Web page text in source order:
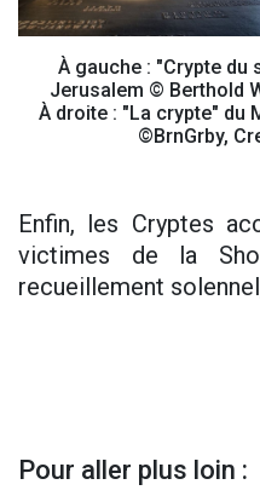
À gauche : "Crypte du
Jerusalem © Berthold
À droite : "La crypte" du
©BrnGrby,
Enfin, les Cryptes
victimes de la
recueillement
Pour aller plus loin :